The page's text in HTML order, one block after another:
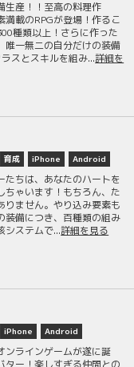
生産！！至高の料理作
満載のRPGが登場！作るこ
種類以上！さらに作った
唯一無二の自分だけの装備
スとスキルを組み...詳細を
育成 iPhone Android
たちは、あなたのハートを
ちゃいます！もちろん、た
りません。やり込み要素も
装備につき、百種類の組み
システムで...詳細を見る
iPhone Android
ンラインゲームが遂に誕